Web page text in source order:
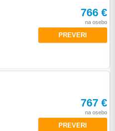
766 €
na osebo
PREVERI
767 €
na osebo
PREVERI